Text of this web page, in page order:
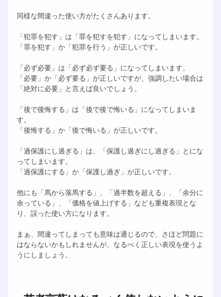
同様な間違った使い方がたくさんあります。
「犯罪を犯す」は「罪を犯すを犯す」になってしまいます。
「罪を犯す」か「犯罪を行う」が正しいです。
「必ず必要」は「必ず必ず要る」になってしまいます。
「必要」か「必ず要る」が正しいですが、強調したい場合は
「絶対に必要」と言えば良いでしょう。
「後で後悔する」は「後で後で悔いる」になってしまいま
す。
「後悔する」か「後で悔いる」が正しいです。
「過保護にし過ぎる」は、「保護し過ぎにし過ぎる」とにな
ってしまいます。
「過保護にする」か「保護し過ぎ」が正しいです。
他にも「馬から落馬する」、「過半数を超える」、「余分に
余っている」、「価格を値上げする」なども重複表現とな
り、誤った使い方になります。
まぁ、間違ってしまっても意味は通じるので、さほど問題に
はならないかもしれませんが、なるべく正しい表現を使うよ
うにしましょう。